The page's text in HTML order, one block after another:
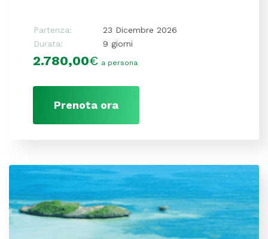
Partenza:
23 Dicembre 2026
Durata:
9 giorni
2.780,00€ a persona
Prenota ora